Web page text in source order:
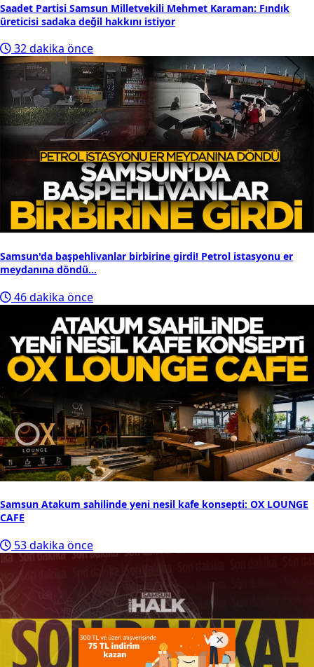
Saadet Partisi Samsun Milletvekili Mehmet Karaman: Fındık
üreticisi sadaka değil hakkını istiyor
32 dakika önce
Samsun'da başpehlivanlar birbirine girdi! Petrol istasyonu er
meydanına döndü...
46 dakika önce
Samsun Atakum sahilinde yeni nesil kafe konsepti: OX LOUNGE
CAFE
53 dakika önce